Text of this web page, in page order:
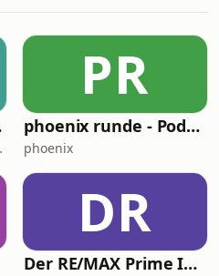
zwischen
stationärem Sektor
ist
Chahin
PR
phoenix runde - Podcast
phoenix
DR
Der RE/MAX Prime ImmoTalk München - werden Sie zum Experten der eigenen 4 Wände!